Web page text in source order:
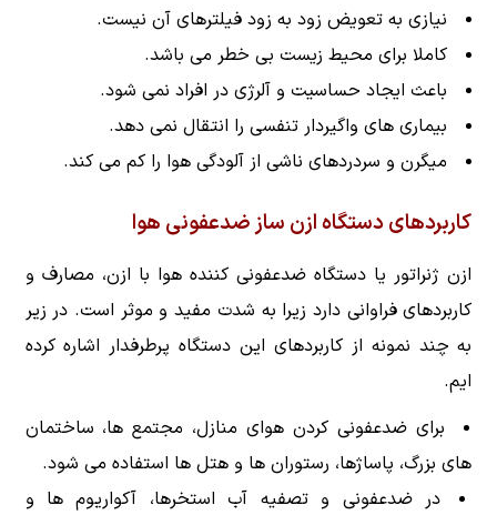
نیازی به تعویض زود به زود فیلترهای آن نیست.
کاملا برای محیط زیست بی خطر می باشد.
باعث ایجاد حساسیت و آلرژی در افراد نمی شود.
بیماری های واگیردار تنفسی را انتقال نمی دهد.
میگرن و سردردهای ناشی از آلودگی هوا را کم می کند.
کاربردهای دستگاه ازن ساز ضدعفونی هوا
ازن ژنراتور یا دستگاه ضدعفونی کننده هوا با ازن، مصارف و
کاربردهای فراوانی دارد زیرا به شدت مفید و موثر است. در زیر
به چند نمونه از کاربردهای این دستگاه پرطرفدار اشاره کرده
ایم.
برای ضدعفونی کردن هوای منازل، مجتمع ها، ساختمان
های بزرگ، پاساژها، رستوران ها و هتل ها استفاده می شود.
در ضدعفونی و تصفیه آب استخرها، آکواریوم ها و